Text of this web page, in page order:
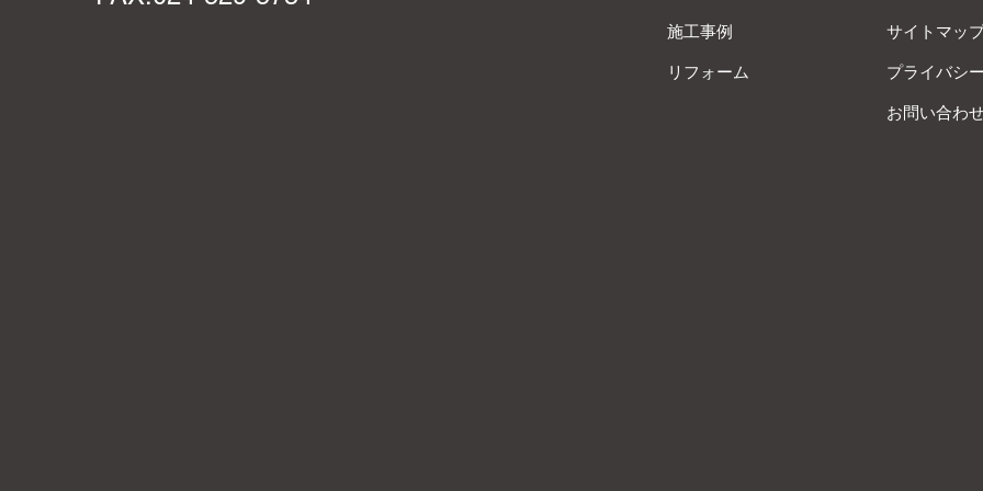
施工事例
リフォーム
サイトマッ
プライバシ
お問い合わ